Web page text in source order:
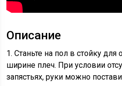
Описание
1. Станьте на пол в стойку
ширине плеч. При условии
запястьях, руки можно